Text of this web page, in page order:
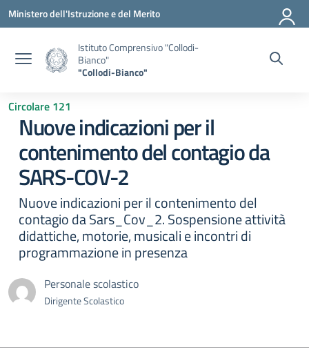
Vai ai contenuti
Vai al menu di navigazione
Vai al footer
Ministero dell'Istruzione e del Merito
Istituto Comprensivo "Collodi-
Bianco"
"Collodi-Bianco"
Circolare 121
Nuove indicazioni per il
contenimento del contagio da
SARS-COV-2
Nuove indicazioni per il contenimento del
contagio da Sars_Cov_2. Sospensione attività
didattiche, motorie, musicali e incontri di
programmazione in presenza
Personale scolastico
Dirigente Scolastico